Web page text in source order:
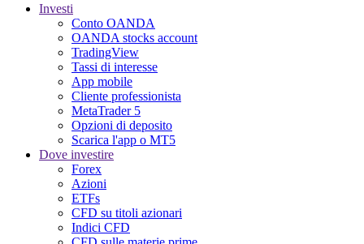
Investi
Conto OANDA
OANDA stocks account
TradingView
Tassi di interesse
App mobile
Cliente professionista
MetaTrader 5
Opzioni di deposito
Scarica l'app o MT5
Dove investire
Forex
Azioni
ETFs
CFD su titoli azionari
Indici CFD